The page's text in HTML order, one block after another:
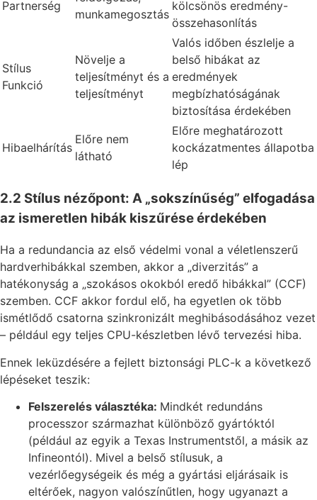
Partnerség
munkamegosztás
kölcsönös eredmény-
összehasonlítás
Stílus
Funkció
Növelje a
teljesítményt és a
teljesítményt
Valós időben észlelje a
belső hibákat az
eredmények
megbízhatóságának
biztosítása érdekében
Hibaelhárítás
Előre nem
látható
Előre meghatározott
kockázatmentes állapotba
lép
2.2 Stílus nézőpont: A „sokszínűség” elfogadása
az ismeretlen hibák kiszűrése érdekében
Ha a redundancia az első védelmi vonal a véletlenszerű
hardverhibákkal szemben, akkor a „diverzitás” a
hatékonyság a „szokásos okokból eredő hibákkal” (CCF)
szemben. CCF akkor fordul elő, ha egyetlen ok több
ismétlődő csatorna szinkronizált meghibásodásához vezet
– például egy teljes CPU-készletben lévő tervezési hiba.
Ennek leküzdésére a fejlett biztonsági PLC-k a következő
lépéseket teszik:
Felszerelés választéka: Mindkét redundáns
processzor származhat különböző gyártóktól
(például az egyik a Texas Instrumentstől, a másik az
Infineontól). Mivel a belső stílusuk, a
vezérlőegységeik és még a gyártási eljárásaik is
eltérőek, nagyon valószínűtlen, hogy ugyanazt a